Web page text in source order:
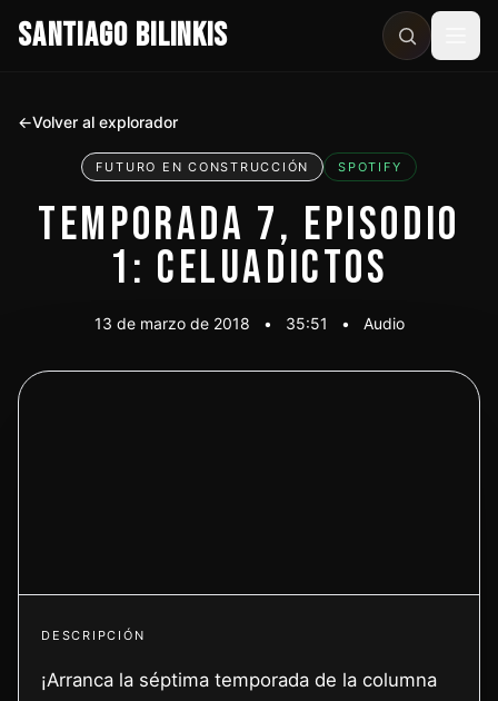
SANTIAGO BILINKIS
←Volver al explorador
FUTURO EN CONSTRUCCIÓN SPOTIFY
TEMPORADA 7, EPISODIO
1: CELUADICTOS
13 de marzo de 2018 • 35:51 • Audio
DESCRIPCIÓN
¡Arranca la séptima temporada de la columna